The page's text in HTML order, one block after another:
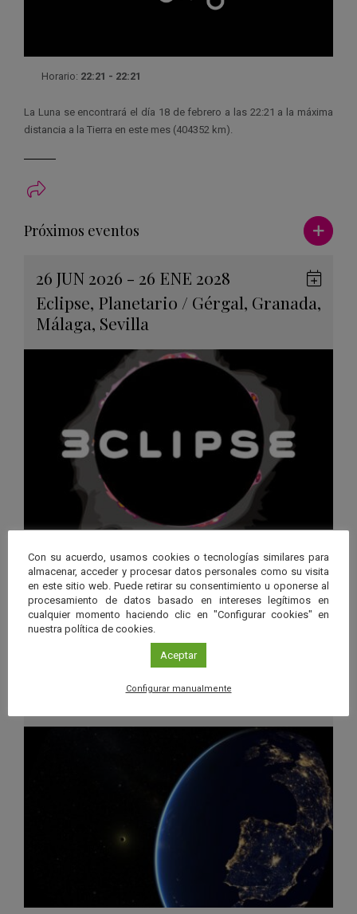
Horario: 22:21 - 22:21
La Luna se encontrará el día 18 de febrero a las 22:21 a la máxima
distancia a la Tierra en este mes (404352 km).
Próximos eventos Ver más
26 JUN 2026 - 26 ENE 2028
Eclipse, Planetario / Gérgal, Granada,
Málaga, Sevilla
en
“3CLIPSE”, una experiencia
inmersiva para descubrir los
eclipses solares
Leer más
26 JUN 2026 - 12 AGO 2026
Planetario Programa
Con su acuerdo, usamos cookies o tecnologías similares para
almacenar, acceder y procesar datos personales como su visita
en este sitio web. Puede retirar su consentimiento u oponerse al
procesamiento de datos basado en intereses legítimos en
cualquier momento haciendo clic en "Configurar cookies" en
nuestra política de cookies.
Aceptar
Configurar manualmente